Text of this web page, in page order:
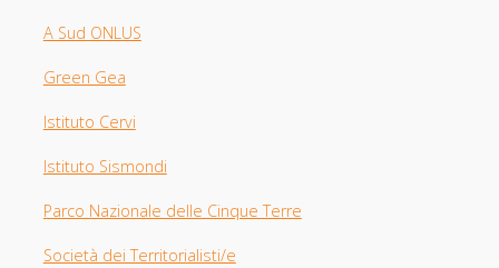
A Sud ONLUS
Green Gea
Istituto Cervi
Istituto Sismondi
Parco Nazionale delle Cinque Terre
Società dei Territorialisti/e